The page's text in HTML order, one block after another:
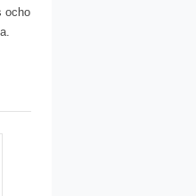
ocho